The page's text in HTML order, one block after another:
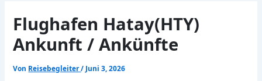
Flughafen Hatay(HTY)
Ankunft / Ankünfte
Von Reisebegleiter/ Juni 3, 2026